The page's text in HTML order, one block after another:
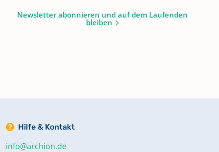
Newsletter abonnieren und auf dem Laufenden
bleiben
Hilfe & Kontakt
info@archion.de